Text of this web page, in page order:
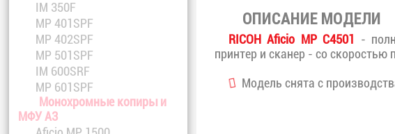
IM 350F
MP 401SPF
MP 402SPF
MP 501SPF
IM 600SRF
MP 601SPF
Монохромные копиры и
МФУ A3
ОПИСАНИЕ МОДЕЛИ
RICOH Aficio MP C4501 -
принтер и сканер - со скоростью
Модель снята с